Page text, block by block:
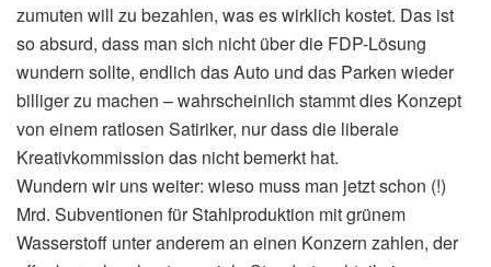
zumuten will zu bezahlen, was es wirklich kostet. Das ist
so absurd, dass man sich nicht über die FDP-Lösung
wundern sollte, endlich das Auto und das Parken wieder
billiger zu machen – wahrscheinlich stammt dies Konzept
von einem ratlosen Satiriker, nur dass die liberale
Kreativkommission das nicht bemerkt hat.
Wundern wir uns weiter: wieso muss man jetzt schon (!)
Mrd. Subventionen für Stahlproduktion mit grünem
Wasserstoff unter anderem an einen Konzern zahlen, der